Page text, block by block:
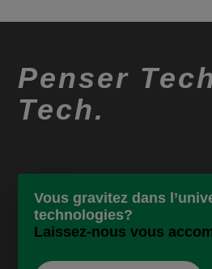
Penser
Tech.
Vous gravitez dans
technologies?
Laissez-nous vous